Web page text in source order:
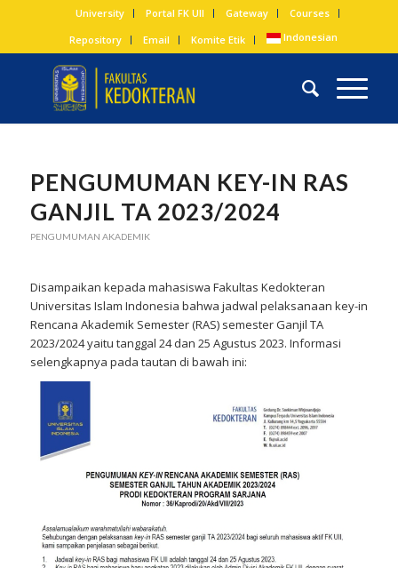
University Portal FK UII Gateway
Courses
Repository
Email Komite Etik Indonesian
PENGUMUMAN KEY-IN RAS
GANJIL TA 2023/2024
PENGUMUMAN AKADEMIK
Disampaikan kepada mahasiswa Fakultas Kedokteran
Universitas Islam Indonesia bahwa jadwal pelaksanaan key-in
Rencana Akademik Semester (RAS) semester Ganjil TA
2023/2024 yaitu tanggal 24 dan 25 Agustus 2023. Informasi
selengkapnya pada tautan di bawah ini: